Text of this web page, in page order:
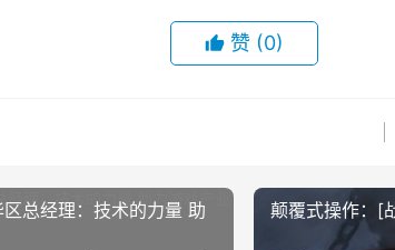
赞 (0)
总经理：技术的力量 助
颠覆式操作：[